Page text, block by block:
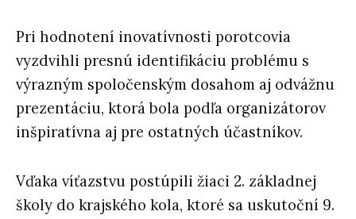
Pri hodnotení inovatívnosti porotcovia
vyzdvihli presnú identifikáciu problému s
výrazným spoločenským dosahom aj odvážnu
prezentáciu, ktorá bola podľa organizátorov
inšpiratívna aj pre ostatných účastníkov.
Vďaka víťazstvu postúpili žiaci 2. základnej
školy do krajského kola, ktoré sa uskutoční 9.